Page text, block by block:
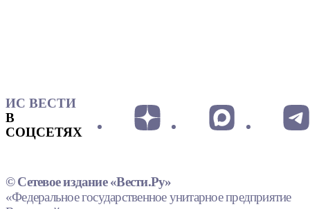
ИС ВЕСТИ
В
СОЦСЕТЯХ
© Сетевое издание «Вести.Ру»
«Федеральное государственное унитарное предприятие